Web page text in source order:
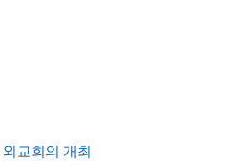
교회의 개최